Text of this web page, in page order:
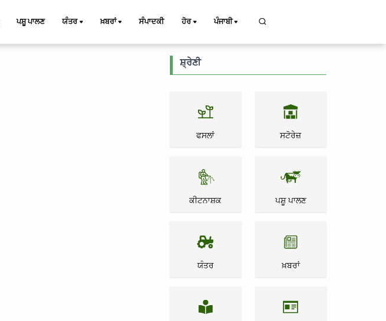
ਪਸ਼ੂ ਪਾਲਣ ਯੰਤਰ ਖ਼ਬਰਾਂ ਸੰਪਾਦਕੀ ਹੋਰ ਪੰਜਾਬੀ
ਸ਼੍ਰੇਣੀ
ਫਸਲਾਂ ਸਟੋਰੇਜ਼
ਕੀਟਨਾਸ਼ਕ ਪਸ਼ੂ ਪਾਲਣ
ਯੰਤਰ ਖ਼ਬਰਾਂ